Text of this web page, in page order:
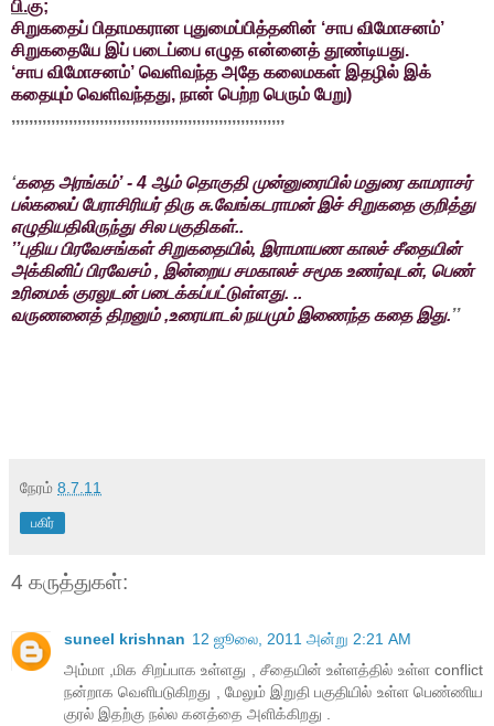
பி.கு;
சிறுகதைப் பிதாமகரான புதுமைப்பித்தனின் ‘சாப விமோசனம்’
சிறுகதையே இப் படைப்பை எழுத என்னைத் தூண்டியது.
‘சாப விமோசனம்’ வெளிவந்த அதே கலைமகள் இதழில் இக்
கதையும் வெளிவந்தது, நான் பெற்ற பெரும் பேறு)
,,,,,,,,,,,,,,,,,,,,,,,,,,,,,,,,,,,,,,,,,,,,,,,,,,,,,,,,,,,,,,
‘கதை அரங்கம்’ - 4 ஆம் தொகுதி முன்னுரையில் மதுரை காமராசர்
பல்கலைப் பேராசிரியர் திரு சு.வேங்கடராமன் இச் சிறுகதை குறித்து
எழுதியதிலிருந்து சில பகுதிகள்..
’’புதிய பிரவேசங்கள் சிறுகதையில், இராமாயண காலச் சீதையின்
அக்கினிப் பிரவேசம் , இன்றைய சமகாலச் சமூக உணர்வுடன், பெண்
உரிமைக் குரலுடன் படைக்கப்பட்டுள்ளது. ..
வருணனைத் திறனும் ,உரையாடல் நயமும் இணைந்த கதை இது.’’
நேரம் 8.7.11
பகிர்
4 கருத்துகள்:
suneel krishnan 12 ஜூலை, 2011 அன்று 2:21 AM
அம்மா ,மிக சிறப்பாக உள்ளது , சீதையின் உள்ளத்தில் உள்ள conflict
நன்றாக வெளிபடுகிறது , மேலும் இறுதி பகுதியில் உள்ள பெண்ணிய
குரல் இதற்கு நல்ல கனத்தை அளிக்கிறது .